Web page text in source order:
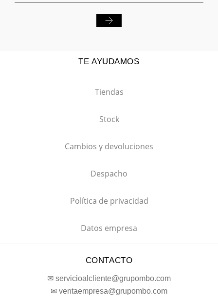
TE AYUDAMOS
Tiendas
Stock
Cambios y devoluciones
Despacho
Política de privacidad
Datos empresa
CONTACTO
✉ servicioalcliente@grupombo.com
✉ ventaempresa@grupombo.com